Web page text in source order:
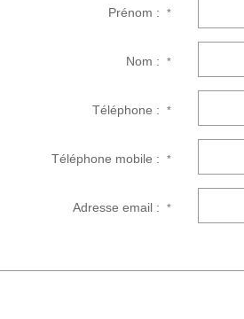
Prénom :*
Nom :*
Téléphone :*
Téléphone mobile :*
Adresse email :*